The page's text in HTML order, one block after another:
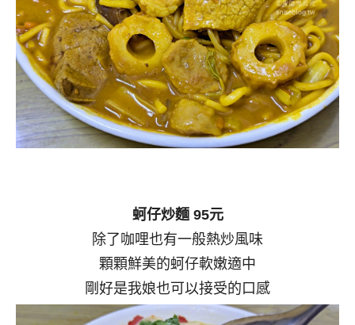
蚵仔炒麵 95元
除了咖哩也有一般熱炒風味
顆顆鮮美的蚵仔軟嫩適中
剛好是我娘也可以接受的口感